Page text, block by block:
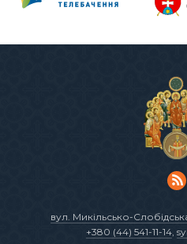
вул. Микільсько-
+380 (44) 541-11-14,